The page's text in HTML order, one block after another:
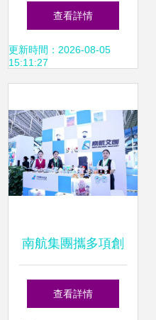
件榮獲人工智能企
業能力一級評估認
查看詳情
更新時間：2026-08-05
15:11:27
南航集團攜多項創
新成果亮相第十屆
查看詳情